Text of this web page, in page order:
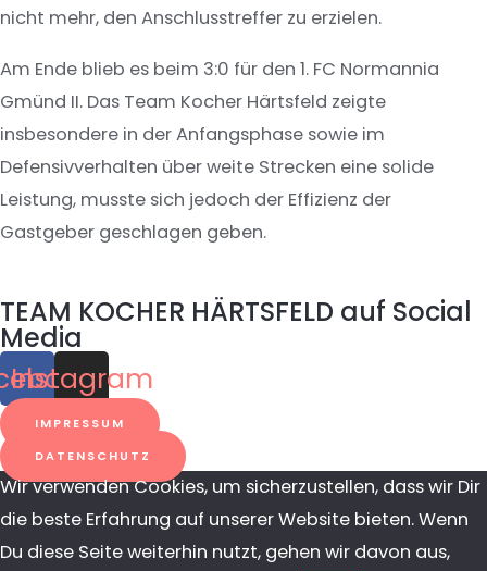
nicht mehr, den Anschlusstreffer zu erzielen.
Am Ende blieb es beim 3:0 für den 1. FC Normannia
Gmünd II. Das Team Kocher Härtsfeld zeigte
insbesondere in der Anfangsphase sowie im
Defensivverhalten über weite Strecken eine solide
Leistung, musste sich jedoch der Effizienz der
Gastgeber geschlagen geben.
TEAM KOCHER HÄRTSFELD auf Social
Media
Instagram
IMPRESSUM
DATENSCHUTZ
Wir verwenden Cookies, um sicherzustellen, dass wir Dir
die beste Erfahrung auf unserer Website bieten. Wenn
Du diese Seite weiterhin nutzt, gehen wir davon aus,